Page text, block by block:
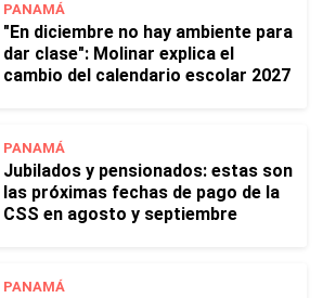
PANAMÁ
"En diciembre no hay ambiente para
dar clase": Molinar explica el
cambio del calendario escolar 2027
PANAMÁ
Jubilados y pensionados: estas son
las próximas fechas de pago de la
CSS en agosto y septiembre
PANAMÁ